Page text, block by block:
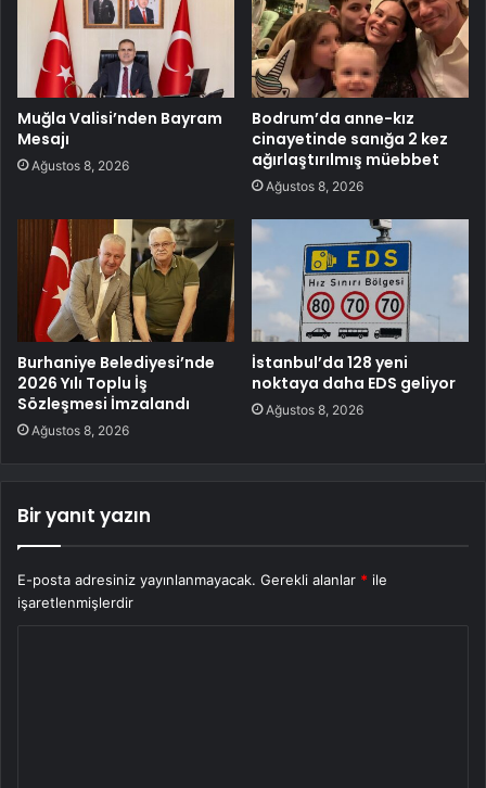
Muğla Valisi’nden Bayram
Mesajı
Ağustos 8, 2026
Bodrum’da anne-kız
cinayetinde sanığa 2 kez
ağırlaştırılmış müebbet
Ağustos 8, 2026
Burhaniye Belediyesi’nde
2026 Yılı Toplu İş
Sözleşmesi İmzalandı
Ağustos 8, 2026
İstanbul’da 128 yeni
noktaya daha EDS geliyor
Ağustos 8, 2026
Bir yanıt yazın
E-posta adresiniz yayınlanmayacak. Gerekli alanlar * ile
işaretlenmişlerdir